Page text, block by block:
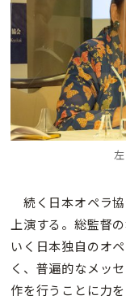
続く日本オペラ
上演する。総監督
いく日本独自のオ
く、普遍的なメッ
作を行うことに力